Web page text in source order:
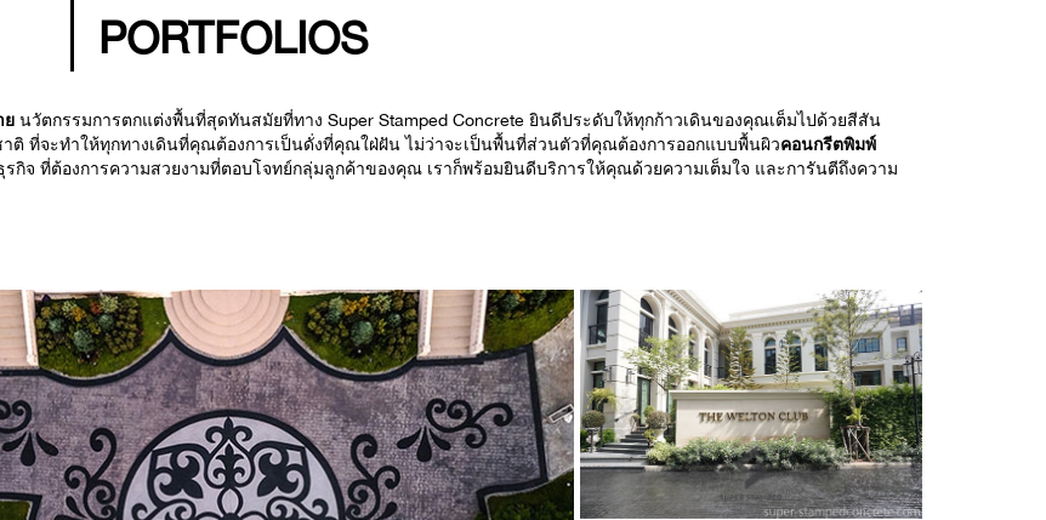
PORTFOLIOS
ย นวัตกรรมการตกแต่งพื้นที่สุดทันสมัยที่ทาง Super Stamped Concrete ยินดีประดับให้ทุกก้าวเดินของคุณเต็มไปด้วยสีสัน
ที่จะทำให้ทุกทางเดินที่คุณต้องการเป็นดั่งที่คุณใฝ่ฝัน ไม่ว่าจะเป็นพื้นที่ส่วนตัวที่คุณต้องการออกแบบพื้นผิวคอนกรีตพิมพ์
จ ที่ต้องการความสวยงามที่ตอบโจทย์กลุ่มลูกค้าของคุณ เราก็พร้อมยินดีบริการให้คุณด้วยความเต็มใจ และการันตีถึงความ
คอนกรีตนั้นจะเน้นถึงความเป็นธรรมชาติเป็นหลัก แต่ก็สามารถสร้างลวดลายภายใต้ความต้องการของเจ้าของพื้นที่ได้อีก
การทำคอนกรีตพิมพ์ลายนั้นมีราคาถูกกว่า ทั้งค่าวัสดุอุปกรณ์ รวมถึงค่าแรงงาน
ก เนื่องจากคอนกรีตพิมพ์ลายจะประกอบไปด้วยปูนมอร์ต้า ที่มีความแข็ง อยู่ระหว่าง 425 – 450 กิโลกรัม/ตารางเซนติเมตร
บลื่น ทำให้เหมาะกับพื้นที่ที่ป้องกันการลื่น หรืออุบัติเหตุ